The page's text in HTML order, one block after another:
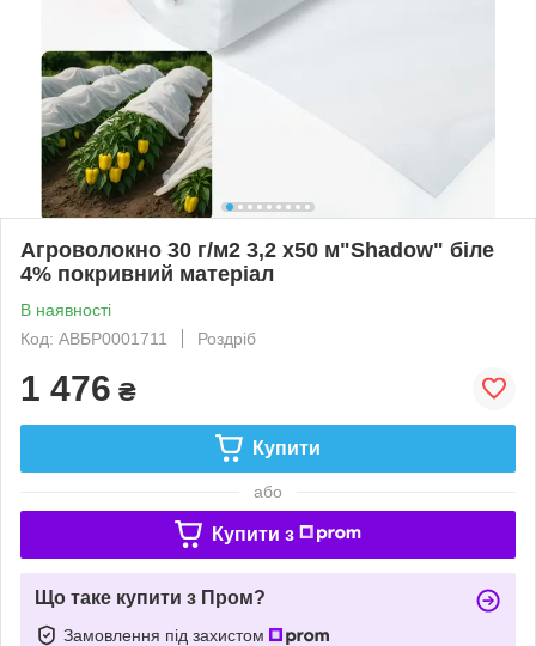
Агроволокно 30 г/м2 3,2 х50 м"Shadow" біле
4% покривний матеріал
В наявності
Код: АВБР0001711
Роздріб
1 476 ₴
Купити
або
Купити з
Що таке купити з Пром?
Замовлення під захистом